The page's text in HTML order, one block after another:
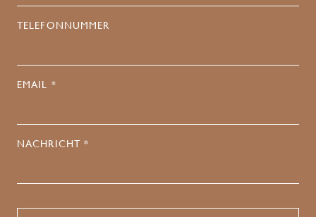
TELEFONNUMMER
EMAIL *
NACHRICHT *